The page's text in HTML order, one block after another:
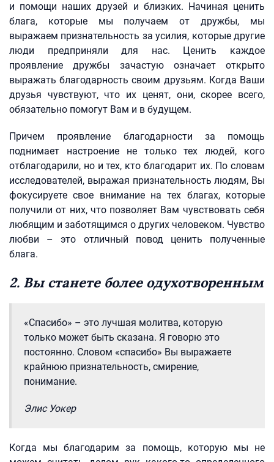
и помощи наших друзей и близких. Начиная ценить
блага, которые мы получаем от дружбы, мы
выражаем признательность за усилия, которые другие
люди предприняли для нас. Ценить каждое
проявление дружбы зачастую означает открыто
выражать благодарность своим друзьям. Когда Ваши
друзья чувствуют, что их ценят, они, скорее всего,
обязательно помогут Вам и в будущем.
Причем проявление благодарности за помощь
поднимает настроение не только тех людей, кого
отблагодарили, но и тех, кто благодарит их. По словам
исследователей, выражая признательность людям, Вы
фокусируете свое внимание на тех благах, которые
получили от них, что позволяет Вам чувствовать себя
любящим и заботящимся о других человеком. Чувство
любви – это отличный повод ценить полученные
блага.
2. Вы станете более одухотворенным
«Спасибо» – это лучшая молитва, которую
только может быть сказана. Я говорю это
постоянно. Словом «спасибо» Вы выражаете
крайнюю признательность, смирение,
понимание.
Элис Уокер
Когда мы благодарим за помощь, которую мы не